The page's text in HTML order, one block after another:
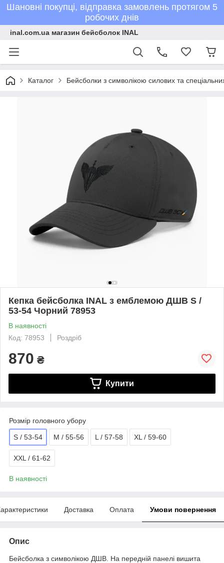
Шановні покупці, відправка замовлень протягом 5
робочих днів
inal.com.ua магазин бейсболок INAL
Каталог Бейсболки з символікою силових та
Кепка бейсболка INAL з емблемою ДШВ S /
53-54 Чорний 78953
В наявності
Код: 78953
Роздріб
870 ₴
Купити
Розмір головного убору
S / 53-54 M / 55-56 L / 57-58 XL / 59-60
XXL / 61-62
В наявності
Доставка Оплата Умови повернення
Опис
Бейсболка з символікою ДШВ. На передній панелі вишита